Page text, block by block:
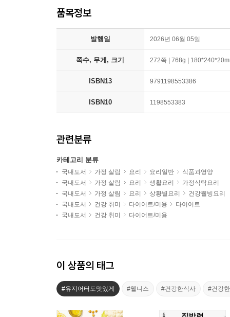
품목정보
발행일 2026년 06월 05일
쪽수, 무게, 크기 272쪽 | 768g |
ISBN13 9791198553386
ISBN10 1198553383
관련분류
카테고리 분류
국내도서 가정 살림 요리 요리일반
식품과영양
국내도서
가정 살림 요리 생활요리
가정식탁요리
국내도서
가정 살림 요리 상황별요리
건강웰빙요리
국내도서
건강 취미 다이어트/미용
다이어트
국내도서
건강 취미 다이어트/미용
이 상품의 태그
#유지어터도맛있게 #웰니스 #건강한식사 #건강